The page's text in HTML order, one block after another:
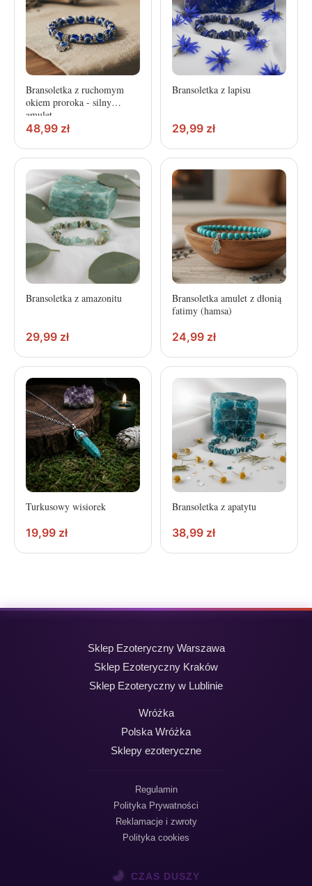
Bransoletka z ruchomym
okiem proroka - silny
amulet
48,99 zł
Bransoletka z lapisu
29,99 zł
Bransoletka z amazonitu
29,99 zł
Bransoletka amulet z dłonią
fatimy (hamsa)
24,99 zł
Turkusowy wisiorek
19,99 zł
Bransoletka z apatytu
38,99 zł
Sklep Ezoteryczny Warszawa
Sklep Ezoteryczny Kraków
Sklep Ezoteryczny w Lublinie
Wróżka
Polska Wróżka
Sklepy ezoteryczne
Regulamin
Polityka Prywatności
Reklamacje i zwroty
Polityka cookies
🌙 CZAS DUSZY